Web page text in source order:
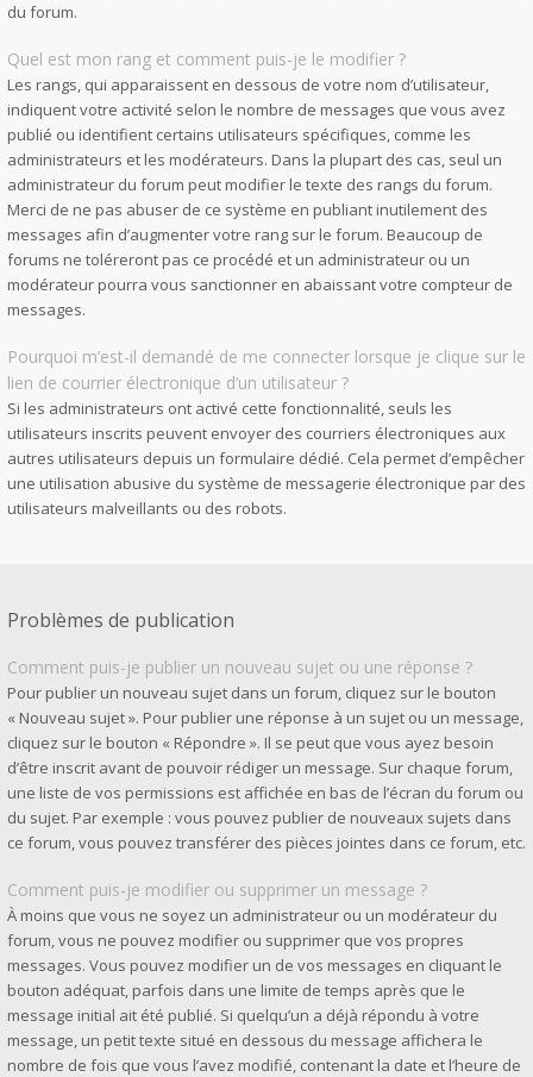
du forum.
Quel est mon rang et comment puis-je le modifier ?
Les rangs, qui apparaissent en dessous de votre nom d’utilisateur,
indiquent votre activité selon le nombre de messages que vous avez
publié ou identifient certains utilisateurs spécifiques, comme les
administrateurs et les modérateurs. Dans la plupart des cas, seul un
administrateur du forum peut modifier le texte des rangs du forum.
Merci de ne pas abuser de ce système en publiant inutilement des
messages afin d’augmenter votre rang sur le forum. Beaucoup de
forums ne toléreront pas ce procédé et un administrateur ou un
modérateur pourra vous sanctionner en abaissant votre compteur de
messages.
Pourquoi m’est-il demandé de me connecter lorsque je clique sur le
lien de courrier électronique d’un utilisateur ?
Si les administrateurs ont activé cette fonctionnalité, seuls les
utilisateurs inscrits peuvent envoyer des courriers électroniques aux
autres utilisateurs depuis un formulaire dédié. Cela permet d’empêcher
une utilisation abusive du système de messagerie électronique par des
utilisateurs malveillants ou des robots.
Problèmes de publication
Comment puis-je publier un nouveau sujet ou une réponse ?
Pour publier un nouveau sujet dans un forum, cliquez sur le bouton
« Nouveau sujet ». Pour publier une réponse à un sujet ou un message,
cliquez sur le bouton « Répondre ». Il se peut que vous ayez besoin
d’être inscrit avant de pouvoir rédiger un message. Sur chaque forum,
une liste de vos permissions est affichée en bas de l’écran du forum ou
du sujet. Par exemple : vous pouvez publier de nouveaux sujets dans
ce forum, vous pouvez transférer des pièces jointes dans ce forum, etc.
Comment puis-je modifier ou supprimer un message ?
À moins que vous ne soyez un administrateur ou un modérateur du
forum, vous ne pouvez modifier ou supprimer que vos propres
messages. Vous pouvez modifier un de vos messages en cliquant le
bouton adéquat, parfois dans une limite de temps après que le
message initial ait été publié. Si quelqu’un a déjà répondu à votre
message, un petit texte situé en dessous du message affichera le
nombre de fois que vous l’avez modifié, contenant la date et l’heure de